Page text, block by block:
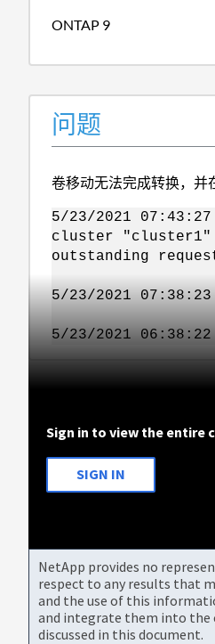
ONTAP 9
问题
卷移动无法完成转换，并
5/23/2021
cluster "cluster1"
outstanding
5/23/2021
5/23/2021
Sign in to view the entire
SIGN IN
NetApp provides no
respect to any results that
and the use of this
and integrate them into the
discussed in this document.